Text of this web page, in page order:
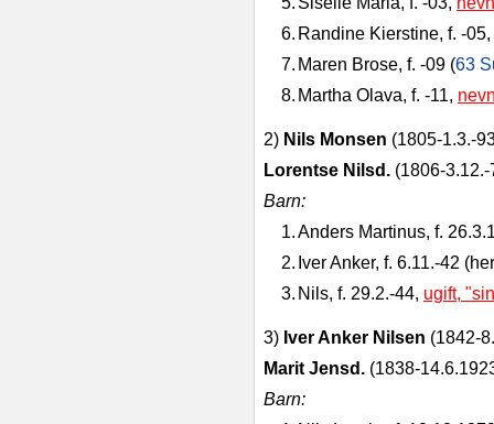
6. Randine Kierstine, f. ‑05,
7. Maren Brose, f. ‑09 (63
8. Martha Olava, f. ‑11,
2) Nils Monsen
Lorentse Nilsd.
Barn:
1.Anders Martinus, f.
2. Iver Anker, f. 6.11.‑42
3. Nils, f. 29.2.‑44, ugift,
3) Iver Anker Nilsen
Marit Jensd.
Barn: